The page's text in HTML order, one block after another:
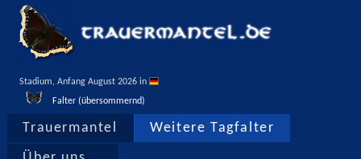
Stadium, Anfang August 2026 in
Falter (übersommernd)
Trauermantel Weitere Tagfalter